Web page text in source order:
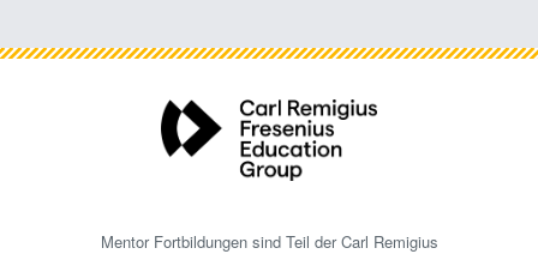
Mentor Fortbildungen sind Teil der Carl Remigius